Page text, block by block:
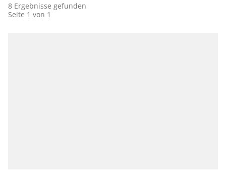
8 Ergebnisse gefunden
Seite 1 von 1